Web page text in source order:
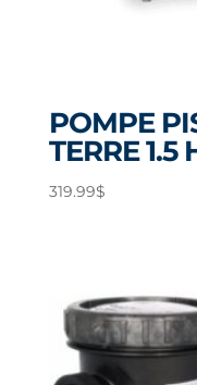
POMPE
TERRE 1.5
319.99$